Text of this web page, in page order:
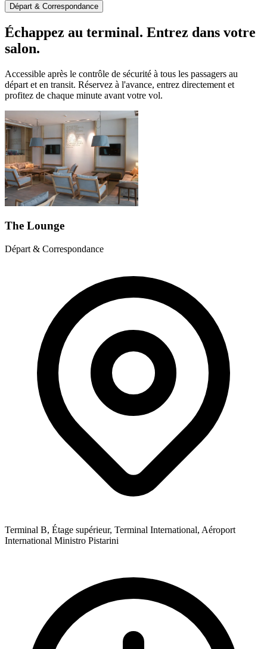
Départ & Correspondance
Échappez au terminal. Entrez dans votre
salon.
Accessible après le contrôle de sécurité à tous les passagers au
départ et en transit. Réservez à l'avance, entrez directement et
profitez de chaque minute avant votre vol.
The Lounge
Départ & Correspondance
Terminal B, Étage supérieur, Terminal International, Aéroport
International Ministro Pistarini